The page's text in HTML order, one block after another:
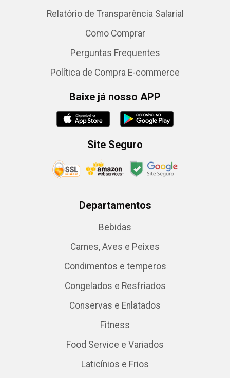
Relatório de Transparência Salarial
Como Comprar
Perguntas Frequentes
Política de Compra E-commerce
Baixe já nosso APP
Site Seguro
Departamentos
Bebidas
Carnes, Aves e Peixes
Condimentos e temperos
Congelados e Resfriados
Conservas e Enlatados
Fitness
Food Service e Variados
Laticínios e Frios